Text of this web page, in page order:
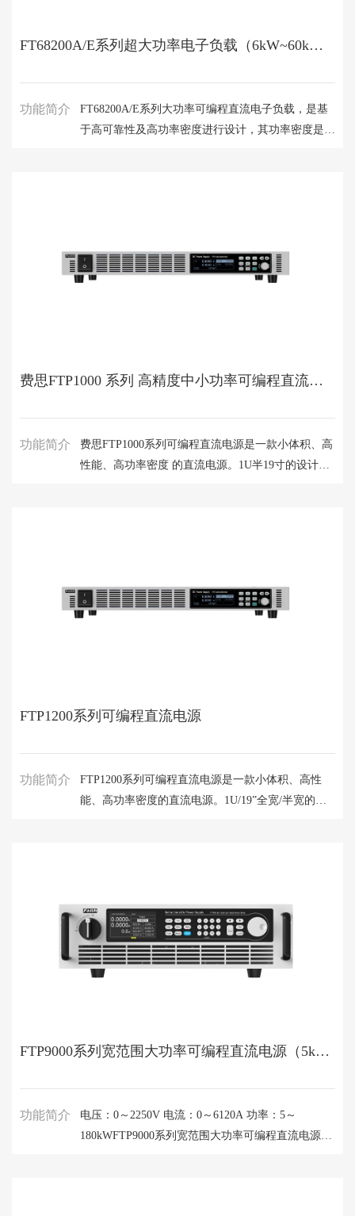
FT68200A/E系列超大功率电子负载（6kW~60kW）
功能简介
FT68200A/E系列大功率可编程直流电子负载，是基
于高可靠性及高功率密度进行设计，其功率密度是传
费思FTP1000 系列 高精度中小功率可编程直流电源
功能简介
费思FTP1000系列可编程直流电源是一款小体积、高
性能、高功率密度 的直流电源。1U半19寸的设计，
FTP1200系列可编程直流电源
功能简介
FTP1200系列可编程直流电源是一款小体积、高性
能、高功率密度的直流电源。1U/19”全宽/半宽的设
FTP9000系列宽范围大功率可编程直流电源（5kW～180kW）
功能简介
电压：0～2250V 电流：0～6120A 功率：5～
180kWFTP9000系列宽范围大功率可编程直流电源电